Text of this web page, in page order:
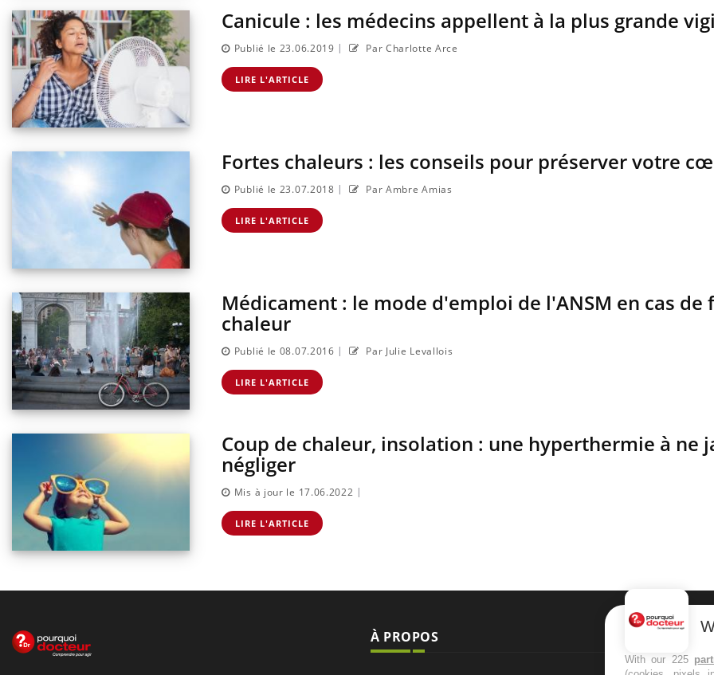
Canicule : les médecins appellent à la plus grande
Publié le 23.06.2019 | Par Charlotte Arce
LIRE L'ARTICLE
Fortes chaleurs : les conseils pour préserver votre
Publié le 23.07.2018 | Par Ambre Amias
LIRE L'ARTICLE
Médicament : le mode d'emploi de l'ANSM en cas de
chaleur
Publié le 08.07.2016 | Par Julie Levallois
LIRE L'ARTICLE
Coup de chaleur, insolation : une hyperthermie à ne
négliger
Mis à jour le 17.06.2022 |
LIRE L'ARTICLE
À PROPOS
With our 225